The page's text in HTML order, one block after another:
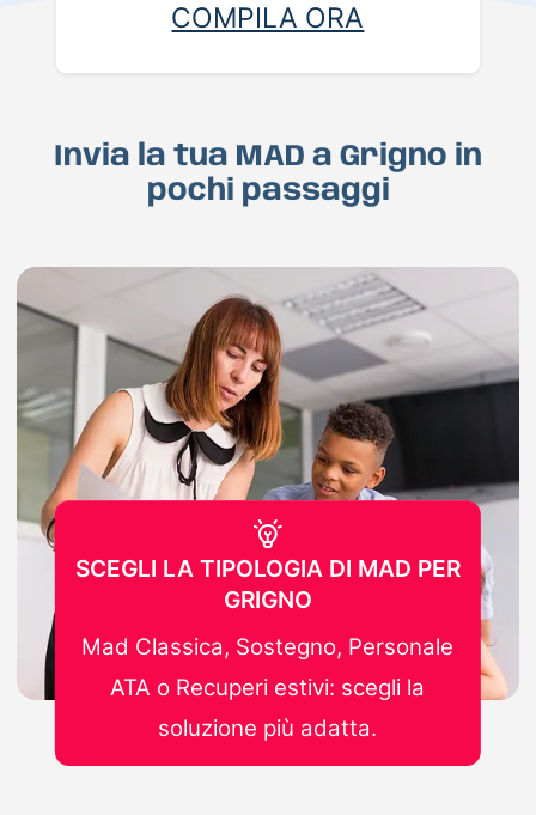
COMPILA ORA
Invia la tua MAD a Grigno in
pochi passaggi
SCEGLI LA TIPOLOGIA DI MAD PER
GRIGNO
Mad Classica, Sostegno, Personale
ATA o Recuperi estivi: scegli la
soluzione più adatta.